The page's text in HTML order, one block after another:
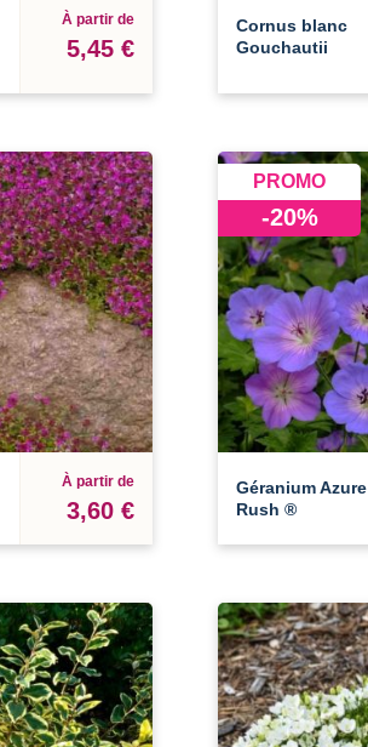
À partir de
5,45 €
Cornus blanc
Gouchautii
À partir de
3,60 €
PROMO
-20%
Géranium Azure
Rush ®